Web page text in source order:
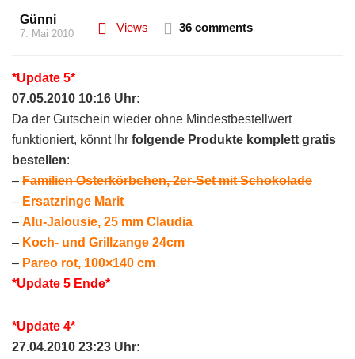
Günni
7. Mai 2010 Views 36 comments
*Update 5*
07.05.2010 10:16 Uhr:
Da der Gutschein wieder ohne Mindestbestellwert
funktioniert, könnt Ihr folgende Produkte komplett gratis
bestellen:
– Familien Osterkörbchen, 2er-Set mit Schokolade
– Ersatzringe Marit
– Alu-Jalousie, 25 mm Claudia
– Koch- und Grillzange 24cm
– Pareo rot, 100×140 cm
*Update 5 Ende*
*Update 4*
27.04.2010 23:23 Uhr: